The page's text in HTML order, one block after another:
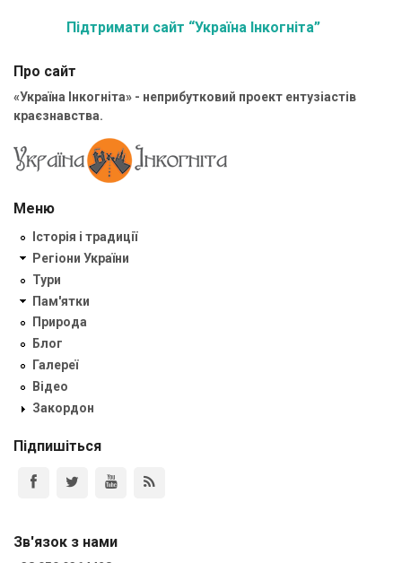
Підтримати сайт “Україна Інкогніта”
Про сайт
«Україна Інкогніта» - неприбутковий проект ентузіастів
краєзнавства.
Меню
Історія і традиції
Регіони України
Тури
Пам'ятки
Природа
Блог
Галереї
Відео
Закордон
Підпишіться
Зв'язок з нами